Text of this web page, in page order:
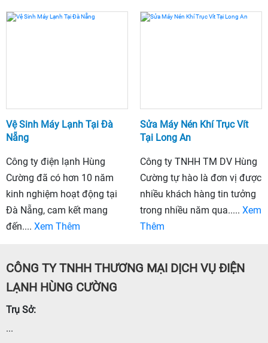
Vệ Sinh Máy Lạnh Tại Đà
Nẵng
Công ty điện lạnh Hùng
Cường đã có hơn 10 năm
kinh nghiệm hoạt động tại
Đà Nẵng, cam kết mang
đến.... Xem Thêm
Sửa Máy Nén Khí Trục Vít
Tại Long An
Công ty TNHH TM DV Hùng
Cường tự hào là đơn vị được
nhiều khách hàng tin tưởng
trong nhiều năm qua..... Xem
Thêm
CÔNG TY TNHH THƯƠNG MẠI DỊCH VỤ ĐIỆN
LẠNH HÙNG CƯỜNG
Trụ Sở:
...